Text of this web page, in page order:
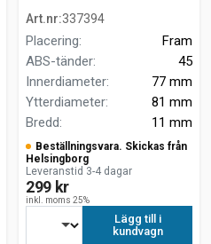
Art.nr:337394
Placering:
Fram
ABS-tänder:
45
Innerdiameter:
77 mm
Ytterdiameter:
81 mm
Bredd: 11 mm
Beställningsvara. Skickas från
Helsingborg
Leveranstid 3-4 dagar
299 kr
inkl. moms 25%
Lägg till i
kundvagn